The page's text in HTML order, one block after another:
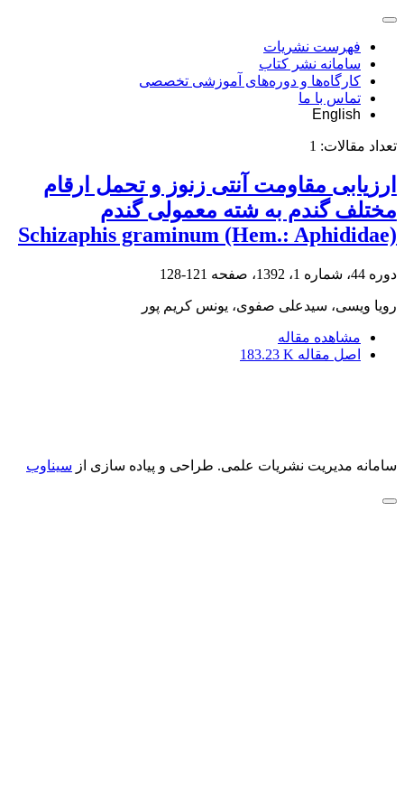
فهرست نشریات
سامانه نشر کتاب
کارگاه‌ها و دوره‌های آموزشی تخصصی
تماس با ما
English
تعداد مقالات: 1
ارزیابی مقاومت آنتی زنوز و تحمل ارقام
مختلف گندم به شته معمولی گندم
Schizaphis graminum (Hem.: Aphididae)
دوره 44، شماره 1، 1392، صفحه 121-128
رویا ویسی، سیدعلی صفوی، یونس کریم پور
مشاهده مقاله
اصل مقاله 183.23 K
سامانه مدیریت نشریات علمی. طراحی و پیاده سازی از سیناوب